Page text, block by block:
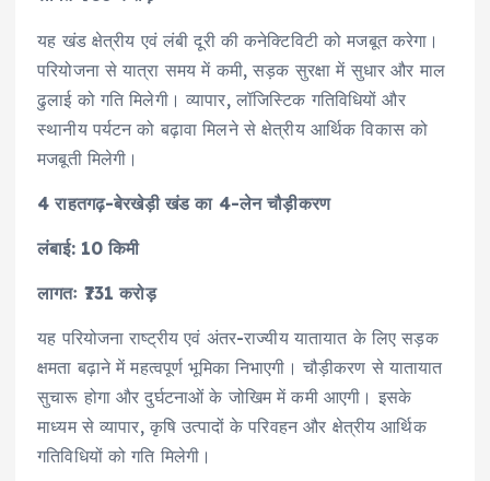
यह खंड क्षेत्रीय एवं लंबी दूरी की कनेक्टिविटी को मजबूत करेगा।
परियोजना से यात्रा समय में कमी, सड़क सुरक्षा में सुधार और माल
ढुलाई को गति मिलेगी। व्यापार, लॉजिस्टिक गतिविधियों और
स्थानीय पर्यटन को बढ़ावा मिलने से क्षेत्रीय आर्थिक विकास को
मजबूती मिलेगी।
4 राहतगढ़-बेरखेड़ी खंड का 4-लेन चौड़ीकरण
लंबाई: 10 किमी
लागतः ₹731 करोड़
यह परियोजना राष्ट्रीय एवं अंतर-राज्यीय यातायात के लिए सड़क
क्षमता बढ़ाने में महत्वपूर्ण भूमिका निभाएगी। चौड़ीकरण से यातायात
सुचारू होगा और दुर्घटनाओं के जोखिम में कमी आएगी। इसके
माध्यम से व्यापार, कृषि उत्पादों के परिवहन और क्षेत्रीय आर्थिक
गतिविधियों को गति मिलेगी।